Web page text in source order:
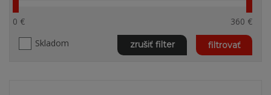
0 €
360 €
Skladom
filtrovať
zrušiť filter